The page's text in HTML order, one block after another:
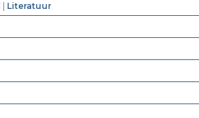
Literatuur